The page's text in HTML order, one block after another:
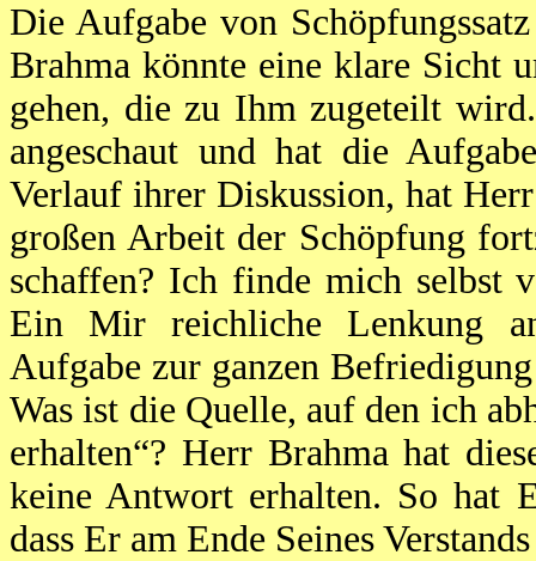
Die Aufgabe von
Brahma könnte eine klare Sicht
gehen, die zu Ihm zugeteilt
angeschaut und hat die
Verlauf ihrer Diskussion, hat
großen Arbeit der Schöpfung
schaffen? Ich finde mich selbst
Ein Mir reichliche Lenkung
Aufgabe zur ganzen
Was ist die Quelle, auf den ich
erhalten“? Herr Brahma hat
keine Antwort erhalten. So hat
dass Er am Ende Seines